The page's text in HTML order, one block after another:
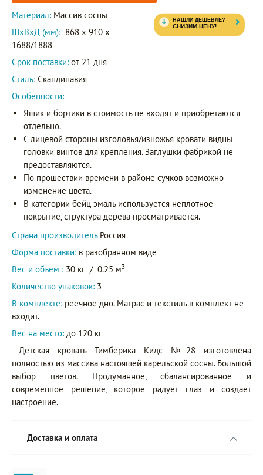
Материал: Массив сосны
ШxВxД (мм): 868 x 910 x
1688/1888
Срок поставки: от 21 дня
Стиль: Скандинавия
Особенности:
Ящик и бортики в стоимость не входят и приобретаются
отдельно.
С лицевой стороны изголовья/изножья кровати видны
головки винтов для крепления. Заглушки фабрикой не
предоставляются.
По прошествии времени в районе сучков возможно
изменение цвета.
В категории бейц эмаль используется неплотное
покрытие, структура дерева просматривается.
Страна производитель Россия
Форма поставки: в разобранном виде
Вес и объем : 30 кг / 0.25 м3
Количество упаковок: 3
В комплекте: реечное дно. Матрас и текстиль в комплект не
входит.
Вес на место: до 120 кг
Детская кровать Тимберика Кидс №28 изготовлена
полностью из массива настоящей карельской сосны. Большой
выбор цветов. Продуманное, сбалансированное и
современное решение, которое радует глаз и создает
настроение.
Доставка и оплата